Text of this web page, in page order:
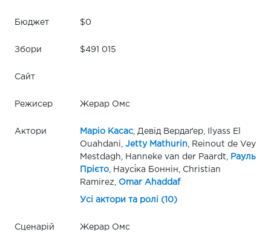
Бюджет $0
Збори $491 015
Сайт
Режисер Жерар Омс
Актори Маріо Касас, Девід Вердаґер, Ilyass El
Ouahdani, Jetty Mathurin, Reinout de Vey
Mestdagh, Hanneke van der Paardt, Рауль
Прієто, Наусі́ка Боннін, Christian
Ramirez, Omar Ahaddaf
Усі актори та ролі (10)
Сценарій Жерар Омс